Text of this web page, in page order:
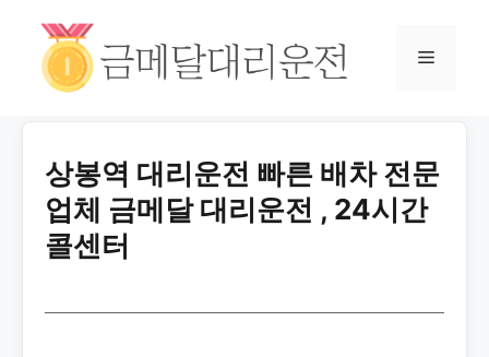
상봉역 대리운전 빠른 배차 전문
업체 금메달 대리운전 , 24시간
콜센터